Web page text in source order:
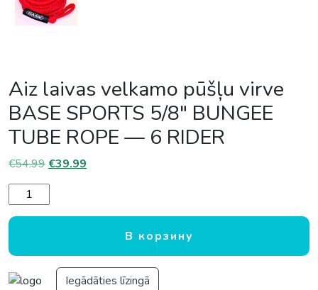
Aiz laivas velkamo pūšļu virve
BASE SPORTS 5/8″ BUNGEE
TUBE ROPE — 6 RIDER
€54.99 Первоначальная цена составляла €54.99.
€39.99
Количество товара Aiz laivas velkamo pūšļu virve BASE
В корзину
Iegādāties līzingā